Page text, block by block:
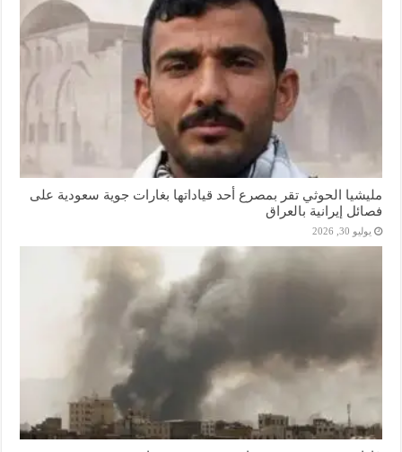
مليشيا الحوثي تقر بمصرع أحد قياداتها بغارات جوية سعودية على
فصائل إيرانية بالعراق
يوليو 30, 2026